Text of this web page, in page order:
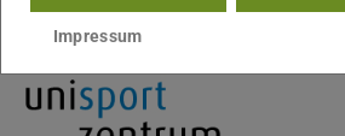
Impressum